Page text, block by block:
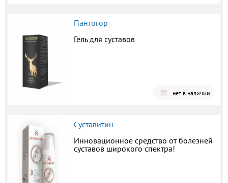
Пантогор
Гель для суставов
нет в наличии
Суставитин
Инновационное средство от болезней
суставов широкого спектра!